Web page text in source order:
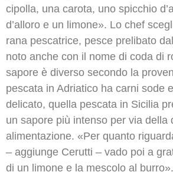
cipolla, una carota, uno spicchio
d’alloro e un limone». Lo chef
rana pescatrice, pesce prelibato
noto anche con il nome di coda di
sapore è diverso secondo la
pescata in Adriatico ha carni sode
delicato, quella pescata in Sicilia
un sapore più intenso per via della
alimentazione. «Per quanto
– aggiunge Cerutti – vado poi a
di un limone e la mescolo al